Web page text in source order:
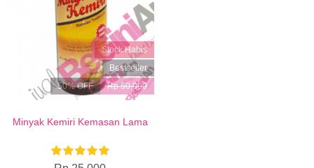
Stock Habis
Bestseller
50% OFF
Rp 50.000
Minyak Kemiri Kemasan Lama